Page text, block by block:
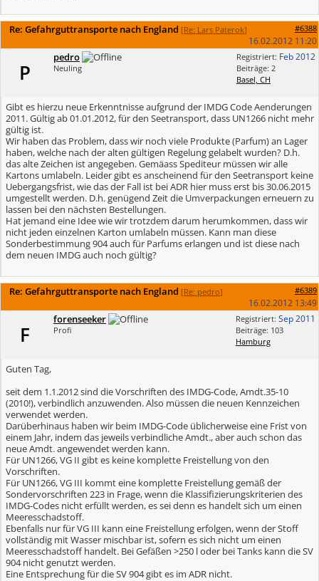
Re: Gefahrguttransporte nach England [Re: Lars Paterok] #6388
16.02.2012 11:20
Registriert: Feb 2012
Beiträge: 2
Basel, CH
P
pedro
Neuling
Gibt es hierzu neue Erkenntnisse aufgrund der IMDG Code Aenderungen
2011. Gültig ab 01.01.2012, für den Seetransport, dass UN1266 nicht mehr
gültig ist.
Wir haben das Problem, dass wir noch viele Produkte (Parfum) an Lager
haben, welche nach der alten gültigen Regelung gelabelt wurden? D.h.
das alte Zeichen ist angegeben. Gemäass Spediteur müssen wir alle
Kartons umlabeln. Leider gibt es anscheinend für den Seetransport keine
Uebergangsfrist, wie das der Fall ist bei ADR hier muss erst bis 30.06.2015
umgestellt werden. D.h. genügend Zeit die Umverpackungen erneuern zu
lassen bei den nächsten Bestellungen.
Hat jemand eine Idee wie wir trotzdem darum herumkommen, dass wir
nicht jeden einzelnen Karton umlabeln müssen. Kann man diese
Sonderbestimmung 904 auch für Parfums erlangen und ist diese nach
dem neuen IMDG auch noch gültig?
Re: Gefahrguttransporte nach England [Re: pedro] #6389
16.02.2012 13:49
Registriert: Sep 2011
Beiträge: 103
Hamburg
F
forenseeker
Profi
Guten Tag,
seit dem 1.1.2012 sind die Vorschriften des IMDG-Code, Amdt.35-10
(2010!), verbindlich anzuwenden. Also müssen die neuen Kennzeichen
verwendet werden.
Darüberhinaus haben wir beim IMDG-Code üblicherweise eine Frist von
einem Jahr, indem das jeweils verbindliche Amdt., aber auch schon das
neue Amdt. angewendet werden kann.
Für UN1266, VG II gibt es keine komplette Freistellung von den
Vorschriften.
Für UN1266, VG III kommt eine komplette Freistellung gemäß der
Sondervorschriften 223 in Frage, wenn die Klassifizierungskriterien des
IMDG-Codes nicht erfüllt werden, es sei denn es handelt sich um einen
Meeresschadstoff.
Ebenfalls nur für VG III kann eine Freistellung erfolgen, wenn der Stoff
vollständig mit Wasser mischbar ist, sofern es sich nicht um einen
Meeresschadstoff handelt. Bei Gefäßen >250 l oder bei Tanks kann die SV
904 nicht genutzt werden.
Eine Entsprechung für die SV 904 gibt es im ADR nicht.